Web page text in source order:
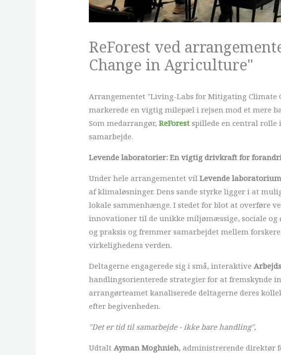
ReForest ved
Change in Agriculture"
Arrangementet "Living-Labs for Mitigating Climate
markerede en vigtig milepæl i rejsen mod et mere
Som medarrangør, ReForestspillede en central rolle
samarbejde.
Levende laboratorier: En vigtig drivkraft for
Under hele arrangementet vil Levende laboratorium
af klimaløsninger. Dens sande styrke ligger i at
lokale sammenhænge. I stedet for blot at overføre
innovationer til de unikke miljømæssige, sociale og
og praksis og fremmer samarbejdet mellem
virkelighedens verden.
Deltagerne engagerede sig i små, interaktive
handlingsorienterede strategier for at fremskynde
arrangørteamet kanaliserede deltagerne deres
efter begivenheden.
"Det er tid til samarbejde - ikke bare handling",
Udtalt Ayman Moghnieh, administrerende direktør